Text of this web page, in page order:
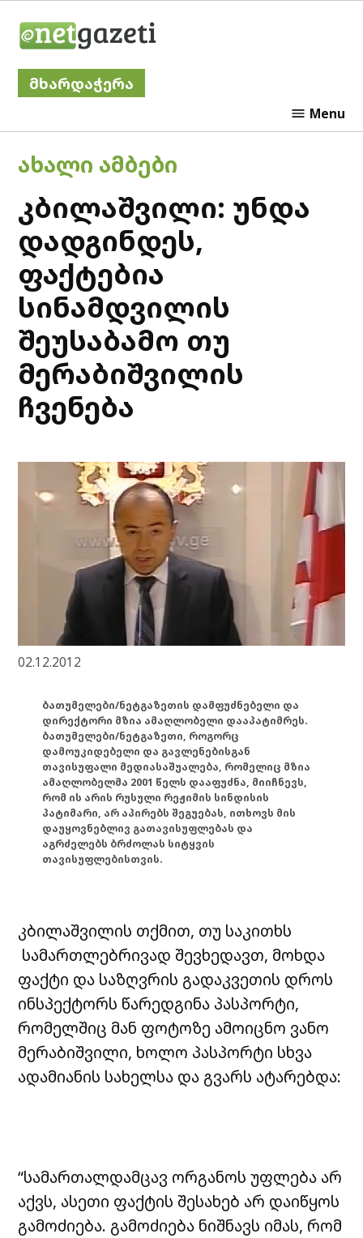
მხარდაჭერა
Menu
POSTED
IN
ᲐᲮᲐᲚᲘ ᲐᲛᲑᲔᲑᲘ
კბილაშვილი: უნდა
დადგინდეს,
ფაქტებია
სინამდვილის
შეუსაბამო თუ
მერაბიშვილის
ჩვენება
02.12.2012
ბათუმელები/ნეტგაზეთის დამფუძნებელი და
დირექტორი მზია ამაღლობელი დააპატიმრეს.
ბათუმელები/ნეტგაზეთი, როგორც
დამოუკიდებელი და გავლენებისგან
თავისუფალი მედიასაშუალება, რომელიც მზია
ამაღლობელმა 2001 წელს დააფუძნა, მიიჩნევს,
რომ ის არის რუსული რეჟიმის სინდისის
პატიმარი, არ აპირებს შეგუებას, ითხოვს მის
დაუყოვნებლივ გათავისუფლებას და
აგრძელებს ბრძოლას სიტყვის
თავისუფლებისთვის.
კბილაშვილის თქმით, თუ საკითხს
სამართლებრივად შევხედავთ, მოხდა
ფაქტი და საზღვრის გადაკვეთის დროს
ინსპექტორს წარედგინა პასპორტი,
რომელშიც მან ფოტოზე ამოიცნო ვანო
მერაბიშვილი, ხოლო პასპორტი სხვა
ადამიანის სახელსა და გვარს ატარებდა:
“სამართალდამცავ ორგანოს უფლება არ
აქვს, ასეთი ფაქტის შესახებ არ დაიწყოს
გამოძიება. გამოძიება ნიშნავს იმას, რომ